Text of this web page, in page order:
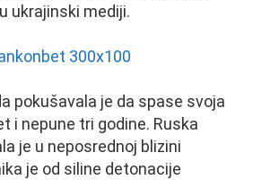
ukrajinski mediji.
pokušavala je da spase svoja
i nepune tri godine. Ruska
je u neposrednoj blizini
je od siline detonacije